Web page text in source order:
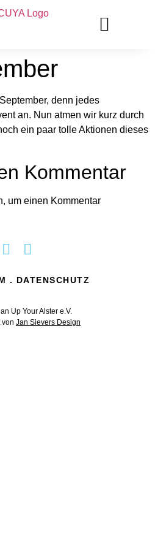
denn jedes
an. Nun atmen wir kurz durch
ein paar tolle Aktionen dieses
Kommentar
um einen Kommentar
. DATENSCHUTZ
Up Your Alster e.V.
von Jan Sievers Design